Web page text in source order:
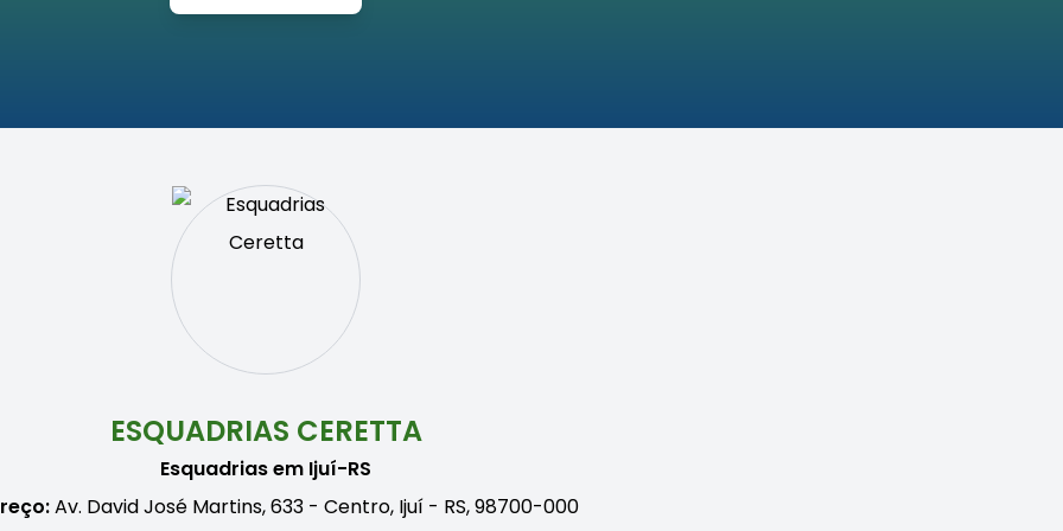
ESQUADRIAS CERETTA
Esquadrias em Ijuí-RS
Av. David José Martins, 633 - Centro, Ijuí - RS, 98700-000